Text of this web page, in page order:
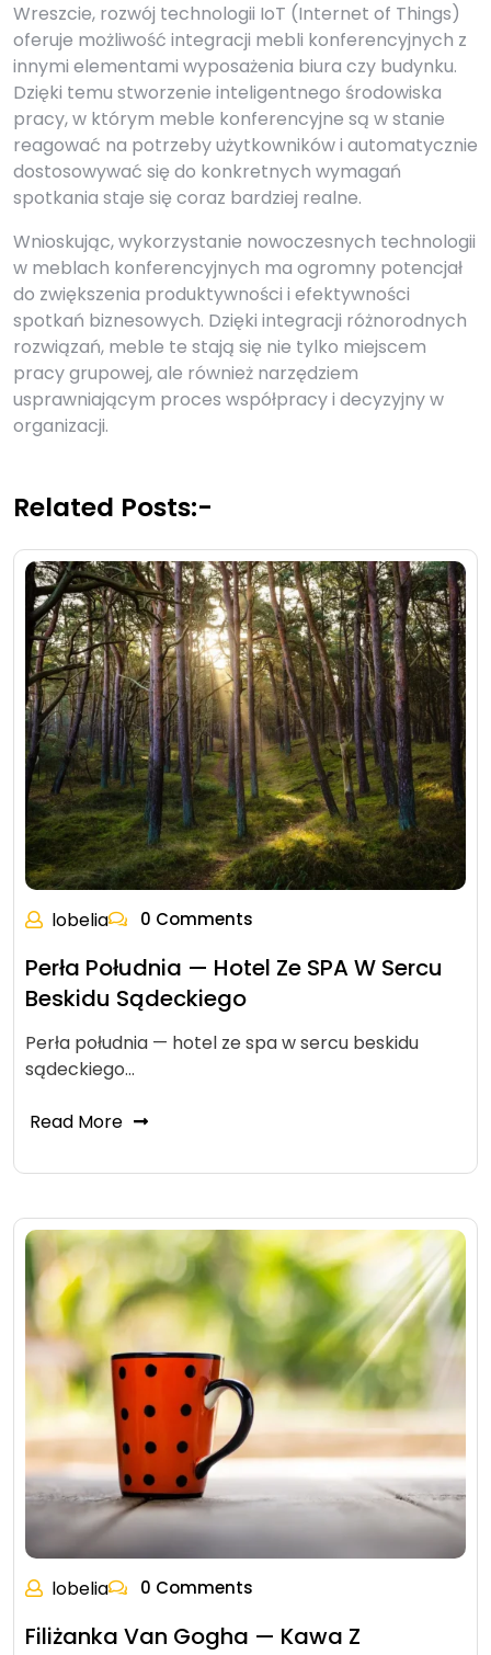
Wreszcie, rozwój technologii IoT (Internet of Things)
oferuje możliwość integracji mebli konferencyjnych z
innymi elementami wyposażenia biura czy budynku.
Dzięki temu stworzenie inteligentnego środowiska
pracy, w którym meble konferencyjne są w stanie
reagować na potrzeby użytkowników i automatycznie
dostosowywać się do konkretnych wymagań
spotkania staje się coraz bardziej realne.
Wnioskując, wykorzystanie nowoczesnych technologii
w meblach konferencyjnych ma ogromny potencjał
do zwiększenia produktywności i efektywności
spotkań biznesowych. Dzięki integracji różnorodnych
rozwiązań, meble te stają się nie tylko miejscem
pracy grupowej, ale również narzędziem
usprawniającym proces współpracy i decyzyjny w
organizacji.
Related Posts:-
lobelia 0 Comments
Perła Południa — Hotel Ze SPA W Sercu
Beskidu Sądeckiego
Perła południa — hotel ze spa w sercu beskidu
sądeckiego…
Read More
lobelia 0 Comments
Filiżanka Van Gogha — Kawa Z